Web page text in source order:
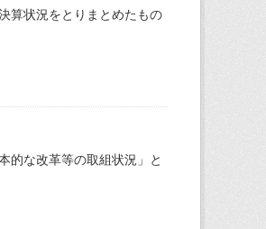
算状況をとりまとめたもの
的な改革等の取組状況」と